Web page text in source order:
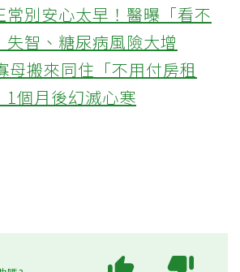
別安心太早！醫曝「看不
失智、糖尿病風險大增
母搬來同住「不用付房租
1個月後幻滅心寒